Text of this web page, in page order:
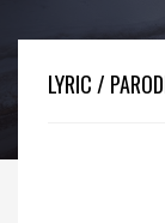
LYRIC /